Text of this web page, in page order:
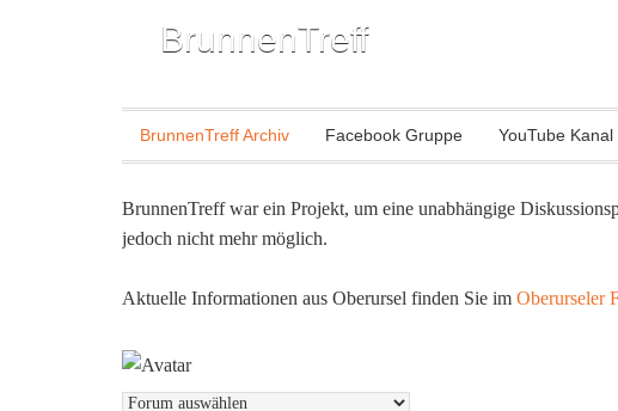
BrunnenTreff
BrunnenTreff Archiv Facebook Gruppe YouTube Kanal
BrunnenTreff war ein Projekt, um eine unabhängige
jedoch nicht mehr möglich.
Aktuelle Informationen aus Oberursel finden Sie im Oberurseler